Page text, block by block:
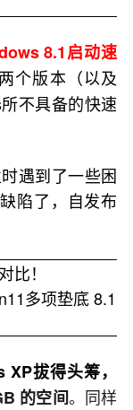
8.1启动速
个版本（以及
不具备的快速
遇到了一些困
陷了，自发布
拔得头筹，
的空间。同样